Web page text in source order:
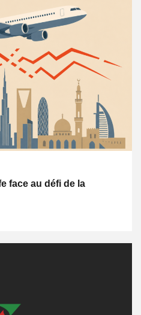
face au défi de la